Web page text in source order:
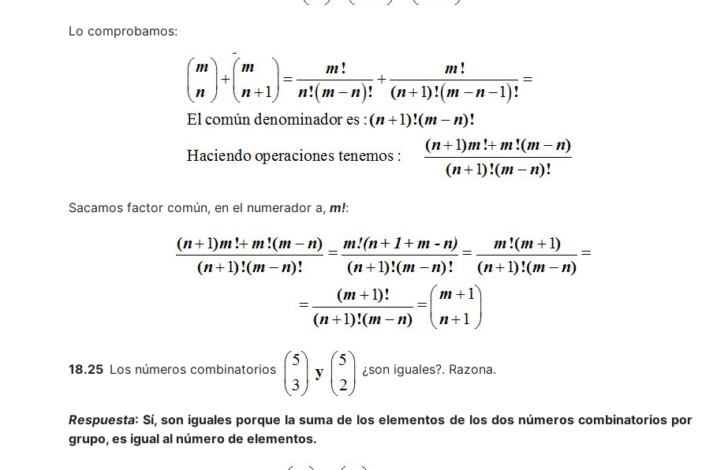
Lo comprobamos:
Sacamos factor común, en el numerador a, m!:
18.25 Los números combinatorios ¿son iguales?. Razona.
Respuesta: Sí, son iguales porque la suma de los elementos de los dos números combinatorios por
grupo, es igual al número de elementos.